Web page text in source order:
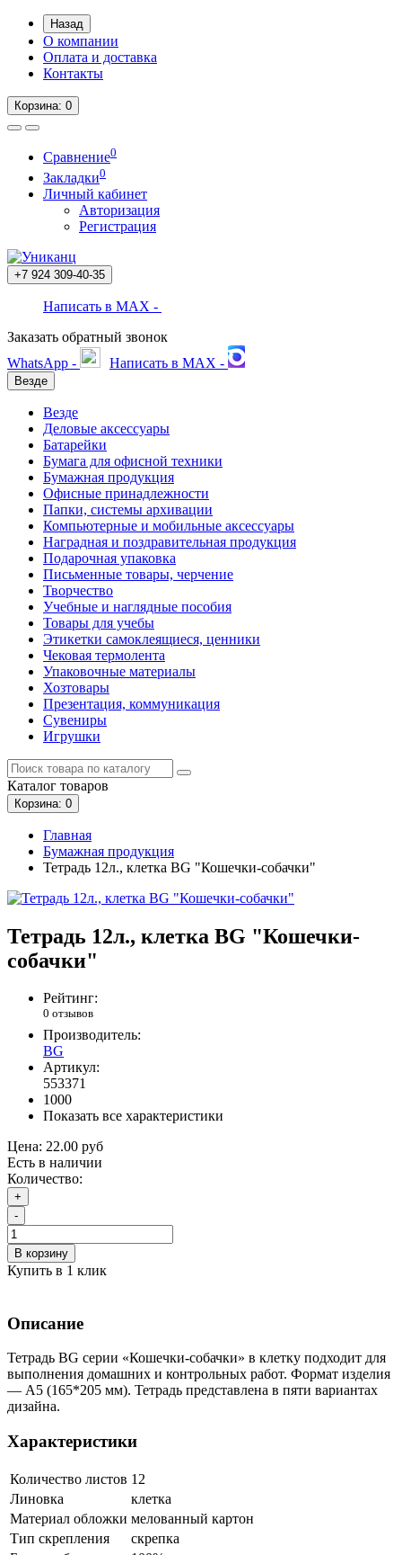
Назад
О компании
Оплата и доставка
Контакты
Корзина: 0
Сравнение0
Закладки0
Личный кабинет
Авторизация
Регистрация
+7 924 309-40-35
Написать в MAX -
Заказать обратный звонок
WhatsApp -
Написать в MAX -
Везде
Везде
Деловые аксессуары
Батарейки
Бумага для офисной техники
Бумажная продукция
Офисные принадлежности
Папки, системы архивации
Компьютерные и мобильные аксессуары
Наградная и поздравительная продукция
Подарочная упаковка
Письменные товары, черчение
Творчество
Учебные и наглядные пособия
Товары для учебы
Этикетки самоклеящиеся, ценники
Чековая термолента
Упаковочные материалы
Хозтовары
Презентация, коммуникация
Сувениры
Игрушки
Каталог товаров
Корзина: 0
Главная
Бумажная продукция
Тетрадь 12л., клетка BG "Кошечки-собачки"
Тетрадь 12л., клетка BG "Кошечки-
собачки"
Рейтинг:
0 отзывов
Производитель:
BG
Артикул:
553371
1000
Показать все характеристики
Цена: 22.00 руб
Есть в наличии
Количество:
+
-
В корзину
Купить в 1 клик
Описание
Тетрадь BG серии «Кошечки-собачки» в клетку подходит для
выполнения домашних и контрольных работ. Формат изделия
— А5 (165*205 мм). Тетрадь представлена в пяти вариантах
дизайна.
Характеристики
Количество листов 12
Линовка
клетка
Материал обложки мелованный картон
Тип скрепления
скрепка